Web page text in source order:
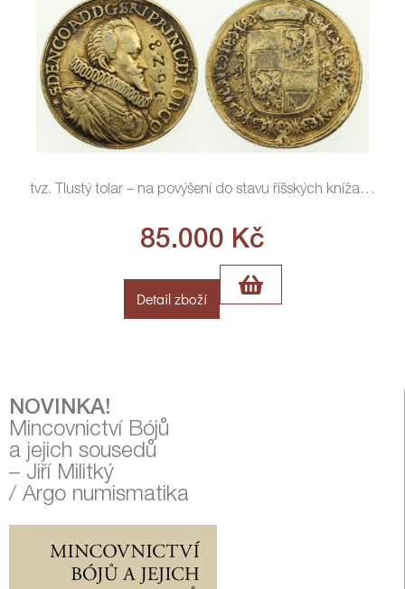
NOVINKA!
Mincovnictví Bójů
a jejich sousedů
– Jiří Militký
/ Argo numismatika
tvz. Tlustý tolar – na povýšení do stavu říšských kníža…
85.000 Kč
Detail zboží